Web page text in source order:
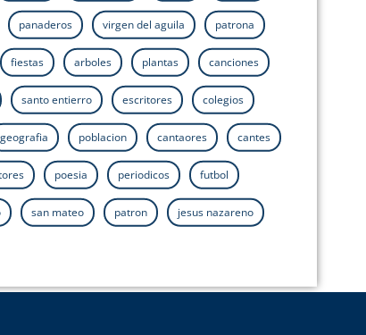
panaderos virgen del aguila patrona
fiestas arboles plantas canciones
santo entierro escritores colegios
geografia poblacion cantaores cantes
poesia periodicos futbol
san mateo patron jesus nazareno